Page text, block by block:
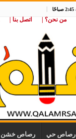
من نحن؟ | اتصل بنا |
رصاص حي رصاص خشن